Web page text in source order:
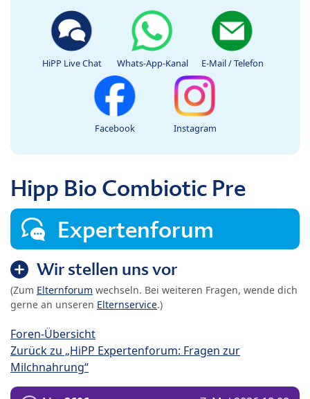
HiPP Live Chat Whats-App-Kanal E-Mail / Telefon
Facebook Instagram
Hipp Bio Combiotic Pre
Expertenforum
Wir stellen uns vor
(Zum Elternforum wechseln. Bei weiteren Fragen, wende dich
gerne an unseren Elternservice.)
Foren-Übersicht
Zurück zu „HiPP Expertenforum: Fragen zur
Milchnahrung“